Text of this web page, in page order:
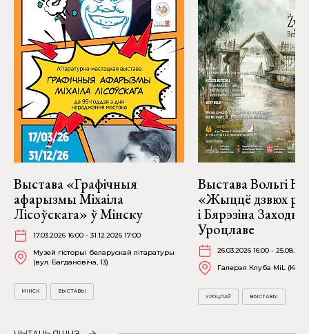
Выстава «Графічныя
афарызмы Міхаіла
Лісоўскага» ў Мінску
17.03.2026 16:00 - 31.12.2026 17:00
Музей гісторыі беларускай літаратуры
(вул. Багдановіча, 13)
МІНСК ВЫСТАВЫ
Выстава Вольгі
«Жыццё дзвюх
і Бярэзіна
Уроцлаве
26.03.2026 16:00 -
Галерэя Клуба MiL
УРОЦЛАЎ ВЫСТАВЫ